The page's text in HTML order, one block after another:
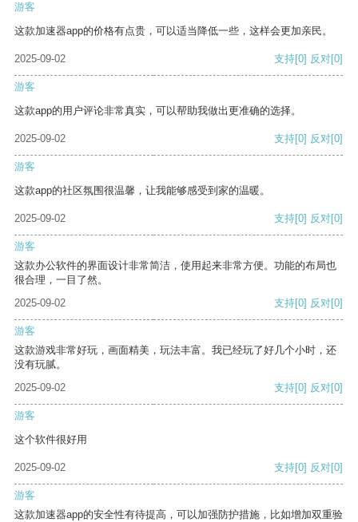
游客
这款加速器app的价格有点贵，可以适当降低一些，这样会更加亲民。
2025-09-02 支持[0] 反对[0]
游客
这款app的用户评论非常真实，可以帮助我做出更准确的选择。
2025-09-02 支持[0] 反对[0]
游客
这款app的社区氛围很温馨，让我能够感受到家的温暖。
2025-09-02 支持[0] 反对[0]
游客
这款办公软件的界面设计非常简洁，使用起来非常方便。功能的布局也
很合理，一目了然。
2025-09-02
支持[0] 反对[0]
游客
这款游戏非常好玩，画面精美，玩法丰富。我已经玩了好几个小时，还
没有玩腻。
2025-09-02
支持[0] 反对[0]
游客
这个软件很好用
2025-09-02 支持[0] 反对[0]
游客
这款加速器app的安全性有待提高，可以加强防护措施，比如增加双重验